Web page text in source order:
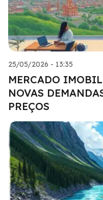
25/05/2026 - 13:35
MERCADO
NOVAS
PREÇOS